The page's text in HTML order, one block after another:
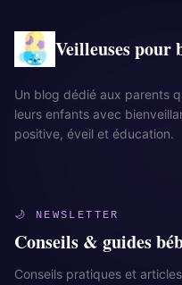
Veilleuses pour
Un blog dédié aux parents
leurs enfants avec
positive, éveil et éducation.
🌙 NEWSLETTER
Conseils & guides
Conseils pratiques et